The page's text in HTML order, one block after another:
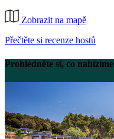
Zobrazit na mapě
Přečtěte si recenze hostů
Prohlédněte si, co nabízíme